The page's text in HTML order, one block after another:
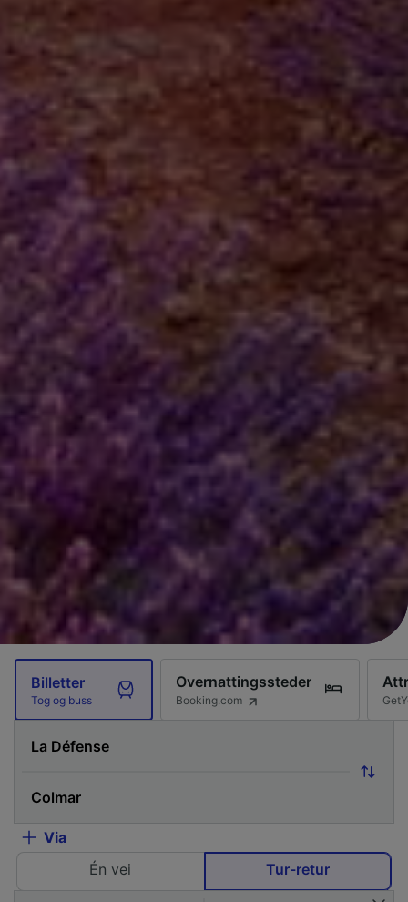
Billetter
Tog og buss
Overnattingssteder
Booking.com
Via
Én vei
Tur-retur